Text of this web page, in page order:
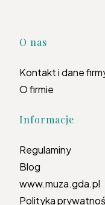
Linki w
O nas
Kontakt i dane
O firmie
Informacje
Regulaminy
Blog
www.muza.gda.pl
Polityka